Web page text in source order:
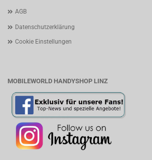
AGB
Datenschutzerklärung
Cookie Einstellungen
MOBILEWORLD HANDYSHOP LINZ